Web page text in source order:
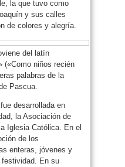
la que tuvo como
y sus calles
de colores y alegría.
del latín
(«Como niños recién
palabras de la
Pascua.
desarrollada en
la Asociación de
Iglesia Católica. En el
de los
enteras, jóvenes y
festividad. En su